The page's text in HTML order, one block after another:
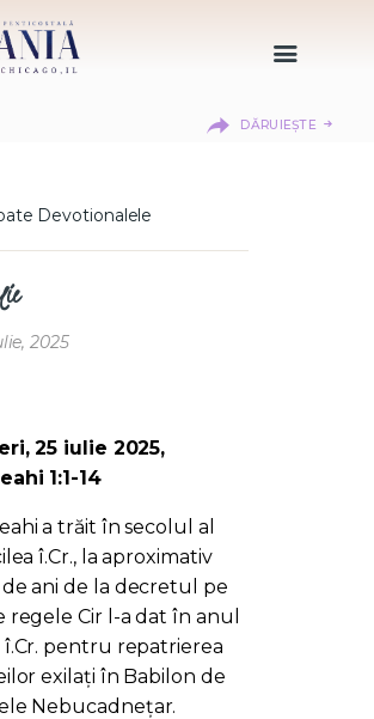
DĂRUIEȘTE
NOI
BIBLIEI
BETANIA
CHRISTIAN
Devotionalele
2025
25 iulie 2025,
1:1-14
a trăit în secolul al
î.Cr., la aproximativ
de ani de la decretul pe
regele Cir l-a dat în anul
î.Cr. pentru repatrierea
exilați în Babilon de
Nebucadnețar.